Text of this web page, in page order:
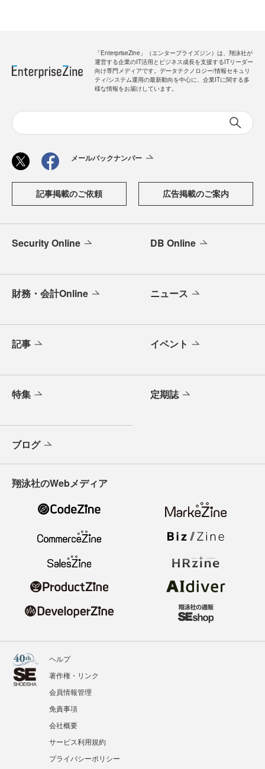
「EnterpriseZine」（エンタープライズジン）は、翔泳社が
運営する企業のIT活用とビジネス成長を支援するITリーダー
向け専門メディアです。データテクノロジー/情報セキュリ
ティ/システム運用の最新動向を中心に、企業ITに関する多
様な情報をお届けしています。
メールバックナンバー
記事掲載のご依頼 広告掲載のご案内
Security Online DB Online
財務・会計Online ニュース
記事 イベント
特集 定期誌
ブログ
翔泳社のWebメディア
ヘルプ
著作権・リンク
会員情報管理
免責事項
会社概要
サービス利用規約
プライバシーポリシー